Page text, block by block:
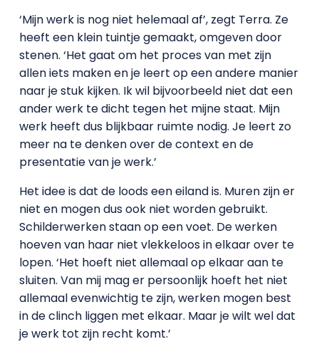
‘Mijn werk is nog niet helemaal af’, zegt Terra. Ze
heeft een klein tuintje gemaakt, omgeven door
stenen. ‘Het gaat om het proces van met zijn
allen iets maken en je leert op een andere manier
naar je stuk kijken. Ik wil bijvoorbeeld niet dat een
ander werk te dicht tegen het mijne staat. Mijn
werk heeft dus blijkbaar ruimte nodig. Je leert zo
meer na te denken over de context en de
presentatie van je werk.’
Het idee is dat de loods een eiland is. Muren zijn er
niet en mogen dus ook niet worden gebruikt.
Schilderwerken staan op een voet. De werken
hoeven van haar niet vlekkeloos in elkaar over te
lopen. ‘Het hoeft niet allemaal op elkaar aan te
sluiten. Van mij mag er persoonlijk hoeft het niet
allemaal evenwichtig te zijn, werken mogen best
in de clinch liggen met elkaar. Maar je wilt wel dat
je werk tot zijn recht komt.’